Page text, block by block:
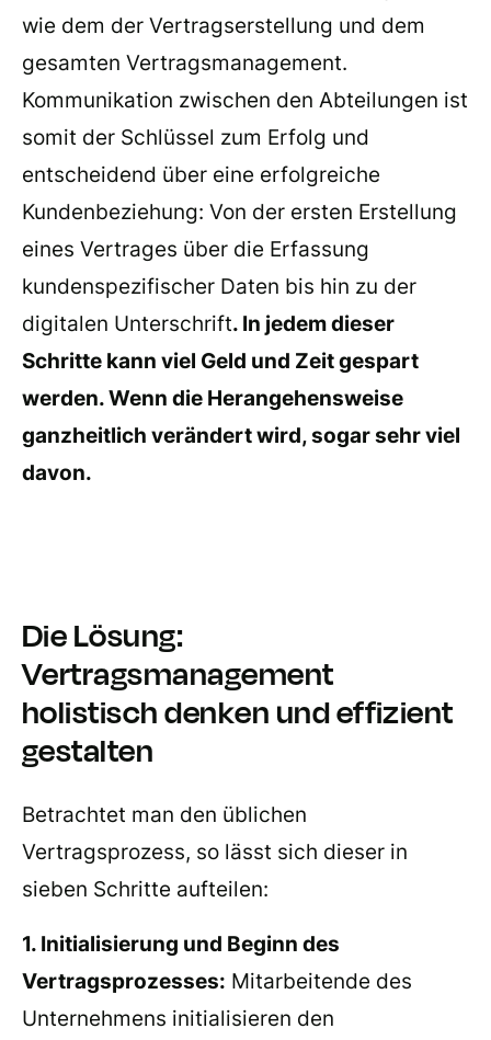
wie dem der Vertragserstellung und dem
gesamten Vertragsmanagement.
Kommunikation zwischen den Abteilungen ist
somit der Schlüssel zum Erfolg und
entscheidend über eine erfolgreiche
Kundenbeziehung: Von der ersten Erstellung
eines Vertrages über die Erfassung
kundenspezifischer Daten bis hin zu der
digitalen Unterschrift. In jedem dieser
Schritte kann viel Geld und Zeit gespart
werden. Wenn die Herangehensweise
ganzheitlich verändert wird, sogar sehr viel
davon.
Die Lösung:
Vertragsmanagement
holistisch denken und effizient
gestalten
Betrachtet man den üblichen
Vertragsprozess, so lässt sich dieser in
sieben Schritte aufteilen:
1. Initialisierung und Beginn des
Vertragsprozesses: Mitarbeitende des
Unternehmens initialisieren den